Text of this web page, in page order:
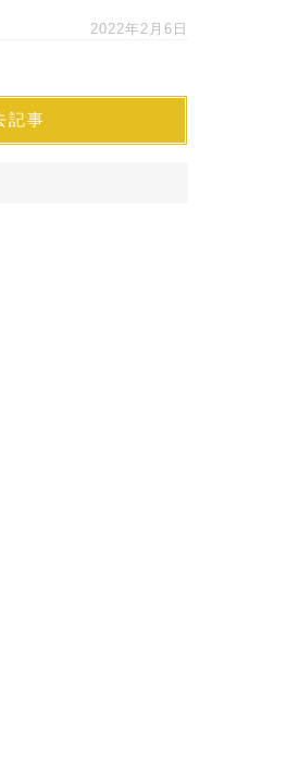
2022年2月6日
記事